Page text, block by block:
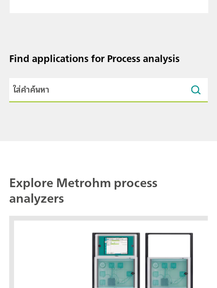
Find applications for Process analysis
Explore Metrohm process
analyzers